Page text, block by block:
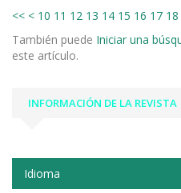
<< < 10 11 12 13 14 15 16 17 18
También puede Iniciar una
este artículo.
INFORMACIÓN DE LA REVISTA
Idioma